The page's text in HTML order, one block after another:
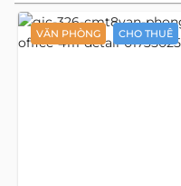
VĂN PHÒNG CHO THUÊ